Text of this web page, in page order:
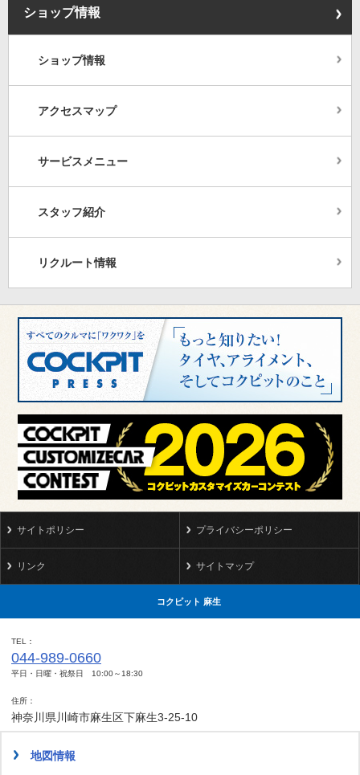
ショップ情報
ショップ情報
アクセスマップ
サービスメニュー
スタッフ紹介
リクルート情報
サイトポリシー プライバシーポリシー
リンク サイトマップ
コクピット 麻生
TEL
044-989-0660
平日・日曜・祝祭日 10:00～18:30
住所
神奈川県川崎市麻生区下麻生3-25-10
地図情報